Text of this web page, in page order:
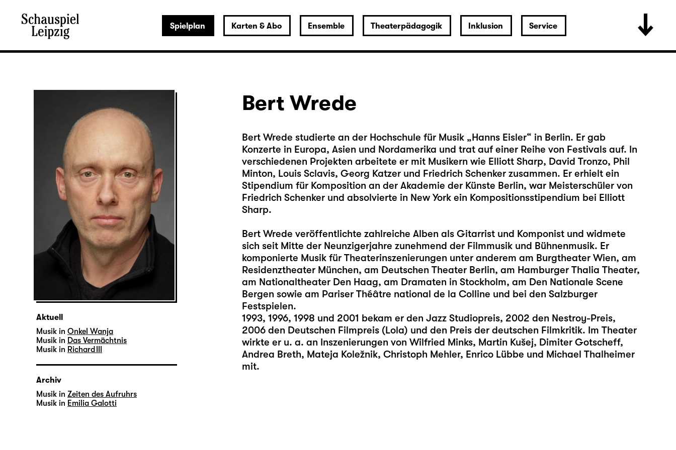
Spielplan Karten & Abo Ensemble Theaterpädagogik Inklusion Service
Bert Wrede
Bert Wrede studierte an der Hochschule für Musik „Hanns Eisler“ in Berlin. Er gab
Konzerte in Europa, Asien und Nordamerika und trat auf einer Reihe von Festivals auf. In
verschiedenen Projekten arbeitete er mit Musikern wie Elliott Sharp, David Tronzo, Phil
Minton, Louis Sclavis, Georg Katzer und Friedrich Schenker zusammen. Er erhielt ein
Stipendium für Komposition an der Akademie der Künste Berlin, war Meisterschüler von
Friedrich Schenker und absolvierte in New York ein Kompositionsstipendium bei Elliott
Sharp.
Bert Wrede veröffentlichte zahlreiche Alben als Gitarrist und Komponist und widmete
sich seit Mitte der Neunzigerjahre zunehmend der Filmmusik und Bühnenmusik. Er
komponierte Musik für Theaterinszenierungen unter anderem am Burgtheater Wien, am
Residenztheater München, am Deutschen Theater Berlin, am Hamburger Thalia Theater,
am Nationaltheater Den Haag, am Dramaten in Stockholm, am Den Nationale Scene
Bergen sowie am Pariser Théâtre national de la Colline und bei den Salzburger
Festspielen.
1993, 1996, 1998 und 2001 bekam er den Jazz Studiopreis, 2002 den Nestroy-Preis,
2006 den Deutschen Filmpreis (Lola) und den Preis der deutschen Filmkritik. Im Theater
wirkte er u. a. an Inszenierungen von Wilfried Minks, Martin Kušej, Dimiter Gotscheff,
Andrea Breth, Mateja Koležnik, Christoph Mehler, Enrico Lübbe und Michael Thalheimer
mit.
Aktuell
Musik in Onkel Wanja
Musik in Das Vermächtnis
Musik in Richard III
Archiv
Musik in Zeiten des Aufruhrs
Musik in Emilia Galotti